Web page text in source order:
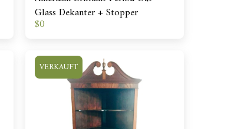
Glass Dekanter + Stopper
$0
VERKAUFT